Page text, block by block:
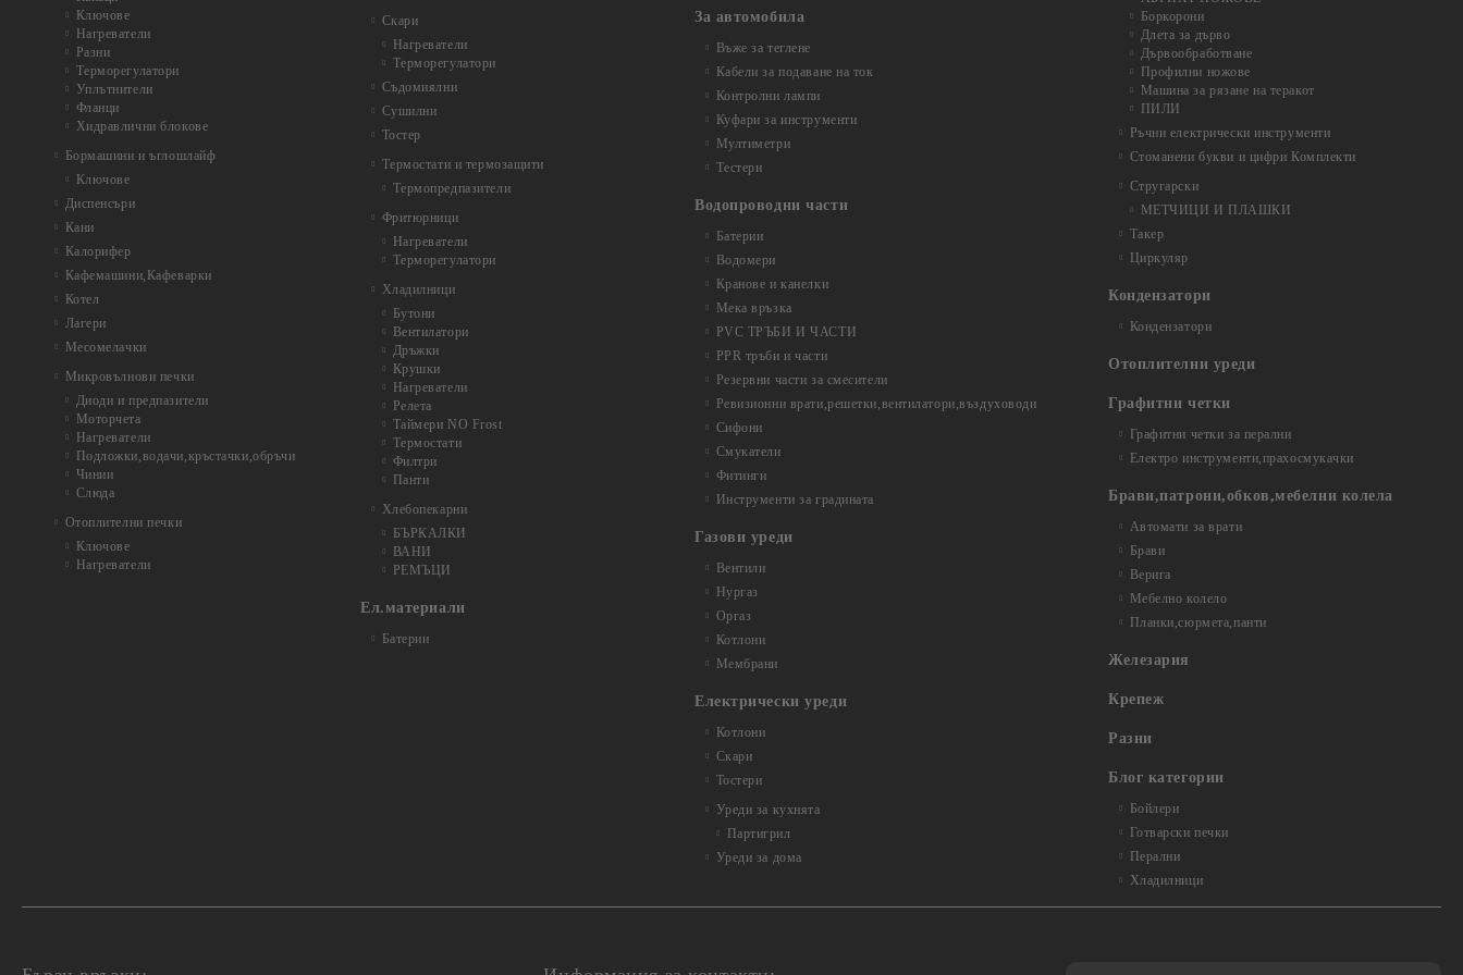
Ключове
Нагреватели
Разни
Терморегулатори
Уплътнители
Фланци
Хидравлични блокове
Бормашини и ъглошлайф
Ключове
Диспенсъри
Кани
Калорифер
Кафемашини,Кафеварки
Котел
Лагери
Месомелачки
Микровълнови печки
Диоди и предпазители
Моторчета
Нагреватели
Подложки,водачи,кръстачки,обръчи
Чинии
Слюда
Отоплителни печки
Ключове
Нагреватели
Скари
Нагреватели
Терморегулатори
Съдомиялни
Сушилни
Тостер
Термостати и термозащити
Термопредпазители
Фритюрници
Нагреватели
Терморегулатори
Хладилници
Бутони
Вентилатори
Дръжки
Крушки
Нагреватели
Релета
Таймери NO Frost
Термостати
Филтри
Панти
Хлебопекарни
БЪРКАЛКИ
ВАНИ
РЕМЪЦИ
Ел.материали
Батерии
За автомобила
Въже за теглене
Кабели за подаване на ток
Контролни лампи
Куфари за инструменти
Мултиметри
Тестери
Водопроводни части
Батерии
Водомери
Кранове и канелки
Мека връзка
PVC ТРЪБИ И ЧАСТИ
PPR тръби и части
Резервни части за смесители
Ревизионни врати,решетки,вентилатори,въздуховоди
Сифони
Смукатели
Фитинги
Инструменти за градината
Газови уреди
Вентили
Нургаз
Оргаз
Котлони
Мембрани
Електрически уреди
Котлони
Скари
Тостери
Уреди за кухнята
Партигрил
Уреди за дома
Боркорони
Длета за дърво
Дървообработване
Профилни ножове
Машина за рязане на теракот
ПИЛИ
Ръчни електрически инструменти
Стоманени букви и цифри Комплекти
Стругарски
МЕТЧИЦИ И ПЛАШКИ
Такер
Циркуляр
Кондензатори
Кондензатори
Отоплителни уреди
Графитни четки
Графитни четки за перални
Електро инструменти,прахосмукачки
Брави,патрони,обков,мебелни колела
Автомати за врати
Брави
Верига
Мебелно колело
Планки,сюрмета,панти
Железария
Крепеж
Разни
Блог категории
Бойлери
Готварски печки
Перални
Хладилници